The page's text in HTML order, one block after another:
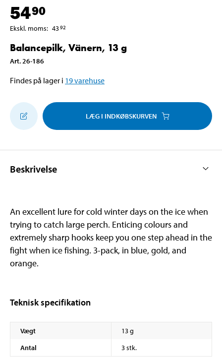
5490
Ekskl. moms: 4392
Balancepilk, Vänern, 13 g
Art. 26-186
Findes på lager i 19varehuse
LÆG I INDKØBSKURVEN
Beskrivelse
An excellent lure for cold winter days on the ice when
trying to catch large perch. Enticing colours and
extremely sharp hooks keep you one step ahead in the
fight when ice fishing. 3-pack, in blue, gold, and
orange.
Teknisk specifikation
Vægt
13 g
Antal
3 stk.